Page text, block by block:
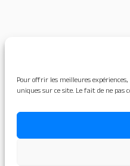
Pour offrir les meilleures
uniques sur ce site. Le fait de ne